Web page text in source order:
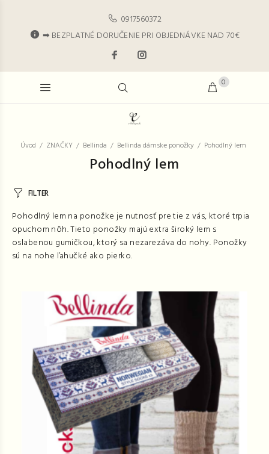
0917560372
➡ BEZPLATNÉ DORUČENIE PRI OBJEDNÁVKE NAD 70€
0
Úvod ZNAČKY Bellinda Bellinda dámske ponožky Pohodlný lem
Pohodlný lem
FILTER
Pohodlný lem na ponožke je nutnosť pre tie z vás, ktoré trpia
opuchom nôh. Tieto ponožky majú extra široký lem s
oslabenou gumičkou, ktorý sa nezarezáva do nohy. Ponožky
sú na nohe ľahučké ako pierko.